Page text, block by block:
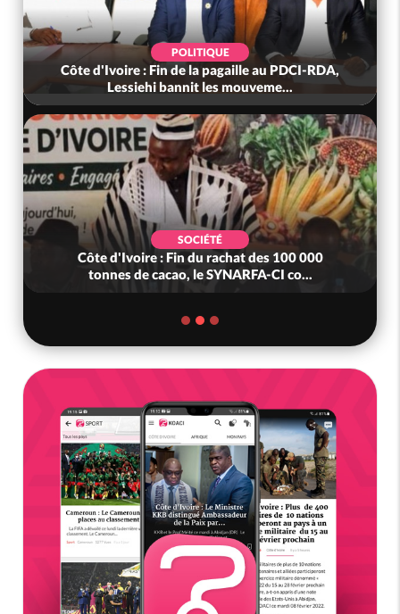
POLITIQUE
Côte d'Ivoire : Fin de la pagaille au PDCI-RDA,
Lessiehi bannit les mouveme...
SOCIÉTÉ
Côte d'Ivoire : Fin du rachat des 100 000
tonnes de cacao, le SYNARFA-CI co...